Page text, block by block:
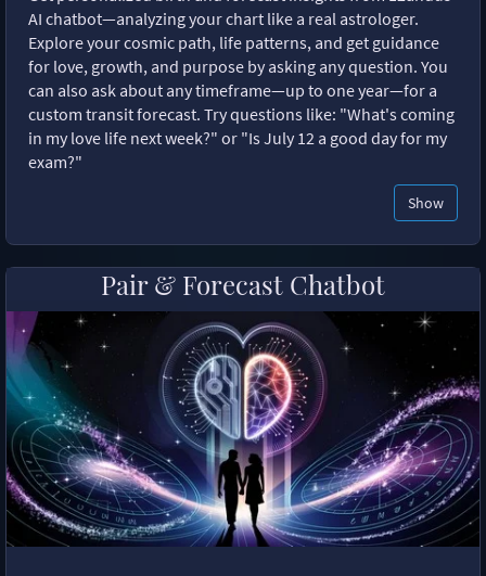
AI chatbot—analyzing your chart like a real astrologer.
Explore your cosmic path, life patterns, and get guidance
for love, growth, and purpose by asking any question. You
can also ask about any timeframe—up to one year—for a
custom transit forecast. Try questions like: "What's coming
in my love life next week?" or "Is July 12 a good day for my
exam?"
Show
Pair & Forecast Chatbot